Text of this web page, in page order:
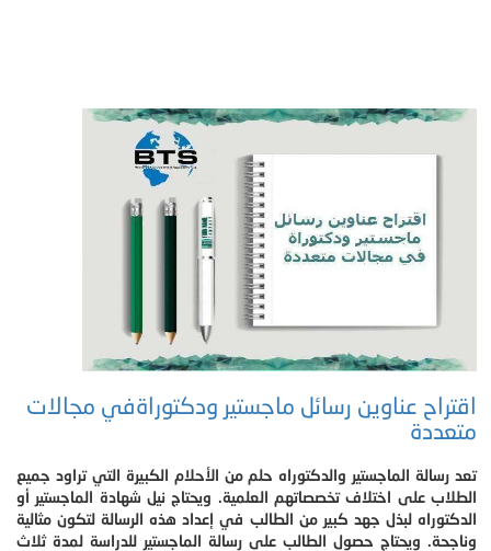
اقتراح عناوين رسائل ماجستير ودكتوراةفي مجالات
متعددة
تعد رسالة الماجستير والدكتوراه حلم من الأحلام الكبيرة التي تراود جميع
الطلاب على اختلاف تخصصاتهم العلمية. ويحتاج نيل شهادة الماجستير أو
الدكتوراه لبذل جهد كبير من الطالب في إعداد هذه الرسالة لتكون مثالية
وناجحة. ويحتاج حصول الطالب على رسالة الماجستير للدراسة لمدة ثلاث